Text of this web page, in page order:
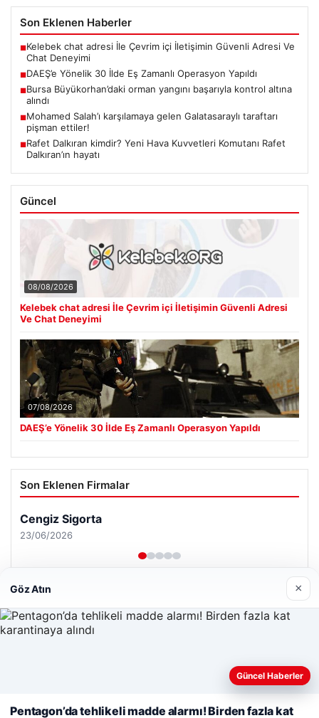
Son Eklenen Haberler
■Kelebek chat adresi İle Çevrim içi İletişimin Güvenli Adresi Ve
Chat Deneyimi
■DAEŞ’e Yönelik 30 İlde Eş Zamanlı Operasyon Yapıldı
■Bursa Büyükorhan’daki orman yangını başarıyla kontrol altına
alındı
■Mohamed Salah’ı karşılamaya gelen Galatasaraylı taraftarı
pişman ettiler!
■Rafet Dalkıran kimdir? Yeni Hava Kuvvetleri Komutanı Rafet
Dalkıran’ın hayatı
Güncel
08/08/2026
Kelebek chat adresi İle Çevrim içi İletişimin Güvenli Adresi
Ve Chat Deneyimi
07/08/2026
DAEŞ’e Yönelik 30 İlde Eş Zamanlı Operasyon Yapıldı
Son Eklenen Firmalar
Cengiz Sigorta
23/06/2026
Web sitemizi nasıl kullandığınızı daha iyi anlayabilmek,
kullanıyoruz. Çerez Politikamız
Göz Atın ×
Güncel Haberler
Pentagon’da tehlikeli madde alarmı! Birden fazla kat
Malta Dil Okulu|